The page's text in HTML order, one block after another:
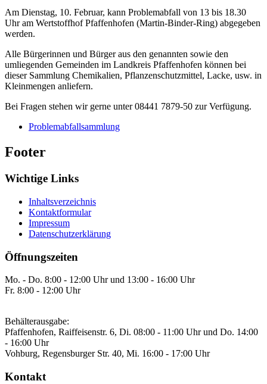
Am Dienstag, 10. Februar, kann Problemabfall von 13 bis 18.30
Uhr am Wertstoffhof Pfaffenhofen (Martin-Binder-Ring) abgegeben
werden.
Alle Bürgerinnen und Bürger aus den genannten sowie den
umliegenden Gemeinden im Landkreis Pfaffenhofen können bei
dieser Sammlung Chemikalien, Pflanzenschutzmittel, Lacke, usw. in
Kleinmengen anliefern.
Bei Fragen stehen wir gerne unter 08441 7879-50 zur Verfügung.
Problemabfallsammlung
Footer
Wichtige Links
Inhaltsverzeichnis
Kontaktformular
Impressum
Datenschutzerklärung
Öffnungszeiten
Mo. - Do. 8:00 - 12:00 Uhr und 13:00 - 16:00 Uhr
Fr. 8:00 - 12:00 Uhr
Behälterausgabe:
Pfaffenhofen, Raiffeisenstr. 6, Di. 08:00 - 11:00 Uhr und Do. 14:00
- 16:00 Uhr
Vohburg, Regensburger Str. 40, Mi. 16:00 - 17:00 Uhr
Kontakt